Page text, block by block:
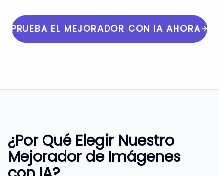
PRUEBA EL MEJORADOR CON IA AHORA
¿Por Qué Elegir Nuestro
Mejorador de Imágenes